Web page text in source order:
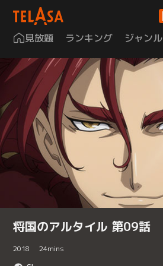
見放題 ランキング ジャンル
将国のアルタイル 第09話
2018 24mins